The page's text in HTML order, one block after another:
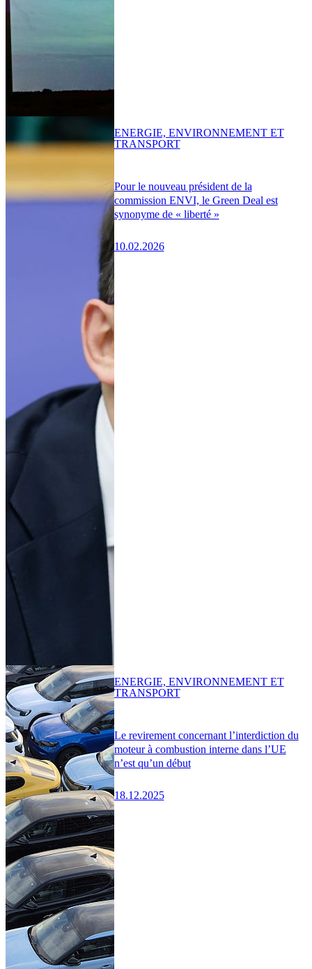
Pour le nouveau président de la
commission ENVI, le Green Deal est
synonyme de « liberté »
10.02.2026
ENERGIE, ENVIRONNEMENT ET
TRANSPORT
Le revirement concernant l’interdiction du
moteur à combustion interne dans l’UE
n’est qu’un début
18.12.2025
ENERGIE, ENVIRONNEMENT ET
TRANSPORT